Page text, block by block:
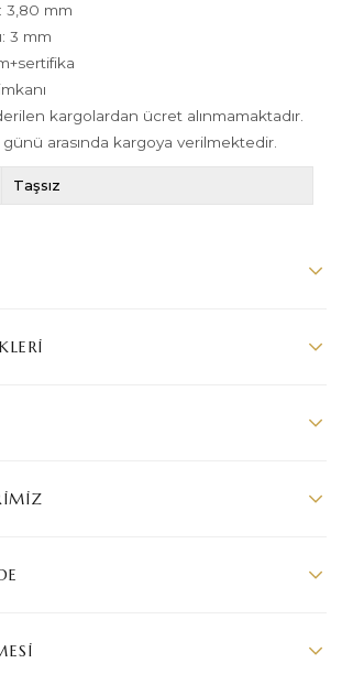
3,80 mm
3 mm
kargolardan ücret alınmamaktadır.
günü arasında kargoya verilmektedir.
Taşsız